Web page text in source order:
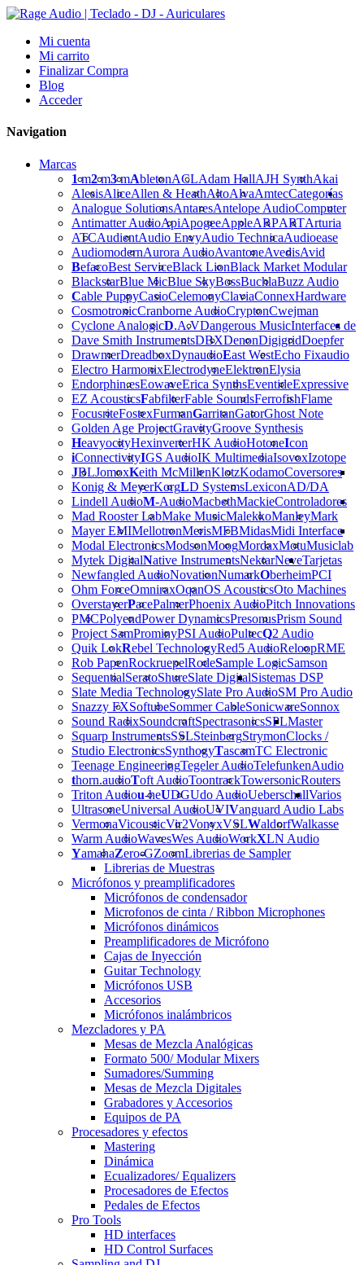
Mi cuenta
Mi carrito
Finalizar Compra
Blog
Acceder
Navigation
Marcas
1m2m3mAbletonACLAdam HallAJH SynthAkai
AlesisAliceAllen & HeathAltoAlvaAmtec
Analogue SolutionsAntaresAntelope Audio
Antimatter AudioApiApogeeAppleARPARTArturia
ATCAudientAudio EnvyAudio TechnicaAudioease
AudiomodernAurora AudioAvantoneAvedisAvid
BefacoBest ServiceBlack LionBlack Market Modular
BlackstarBlue MicBlue SkyBossBuchlaBuzz Audio
Cable PuppyCasioCelemonyClaviaConnex
CosmotronicCranborne AudioCryptonCwejman
Cyclone AnalogicD.A.VDangerous Music
Dave Smith InstrumentsDBXDenonDigigridDoepfer
DrawmerDreadboxDynaudioEast WestEcho Fix
Electro HarmonixElectrodyneElektronElysia
Endorphin.esEowaveErica SynthsEventideExpressive
EZ AcousticsFabfilterFable SoundsFerrofishFlame
FocusriteFostexFurmanGarritanGatorGhost Note
Golden Age ProjectGravityGroove Synthesis
HeavyocityHexinverterHK AudioHotoneIcon
iConnectivityIGS AudioIK MultimediaIsovoxIzotope
JBLJomoxKeith McMillenKlotzKodamo
Konig & MeyerKorgLD SystemsLexicon
Lindell AudioM-AudioMacbethMackie
Mad Rooster LabMake MusicMalekkoManleyMark
Mayer EMIMellotronMerisMFBMidas
Modal ElectronicsModsonMoogMordaxMotuMusiclab
Mytek DigitalNative InstrumentsNektarNeve
Newfangled AudioNovationNumarkOberheim
Ohm ForceOmniraxOqanOS AcousticsOto Machines
OverstayerPacePalmerPhoenix AudioPitch Innovations
PMCPolyendPower DynamicsPresonusPrism Sound
Project SamProminyPSI AudioPultecQ2 Audio
Quik LokRebel TechnologyRed5 AudioReloopRME
Rob PapenRockruepelRodeSample LogicSamson
SequentialSeratoShureSlate Digital
Slate Media TechnologySlate Pro AudioSM Pro Audio
Snazzy FXSoftubeSommer CableSonicwareSonnox
Sound RadixSoundcraftSpectrasonicsSPL
Squarp InstrumentsSSLSteinbergStrymon
Studio ElectronicsSynthogyTascamTC Electronic
Teenage EngineeringTegeler AudioTelefunken
thorn.audioToft AudioToontrackTowersonic
Triton Audiou-heUDGUdo AudioUeberschall
UltrasoneUniversal AudioUVIVanguard Audio Labs
VermonaVicousticVir2VonyxVSLWaldorfWalkasse
Warm AudioWavesWes AudioWorkXLN Audio
YamahaZero-GZoom
Categorías
Computer
Hardware
Interfaces de
audio
Coversores
AD/DA
Controladores
Midi Interface
Tarjetas
PCI
Sistemas DSP
Master
Clocks /
Audio
Routers
Varios
Librerias de Sampler
Librerias de Muestras
Micrófonos y preamplificadores
Micrófonos de condensador
Microfonos de cinta / Ribbon Microphones
Micrófonos dinámicos
Preamplificadores de Micrófono
Cajas de Inyección
Guitar Technology
Micrófonos USB
Accesorios
Micrófonos inalámbricos
Mezcladores y PA
Mesas de Mezcla Analógicas
Formato 500/ Modular Mixers
Sumadores/Summing
Mesas de Mezcla Digitales
Grabadores y Accesorios
Equipos de PA
Procesadores y efectos
Mastering
Dinámica
Ecualizadores/ Equalizers
Procesadores de Efectos
Pedales de Efectos
Pro Tools
HD interfaces
HD Control Surfaces